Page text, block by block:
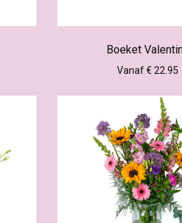
Boeket
Vanaf € 22.95